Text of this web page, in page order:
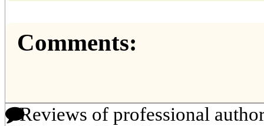
Comments:
Reviews of professional